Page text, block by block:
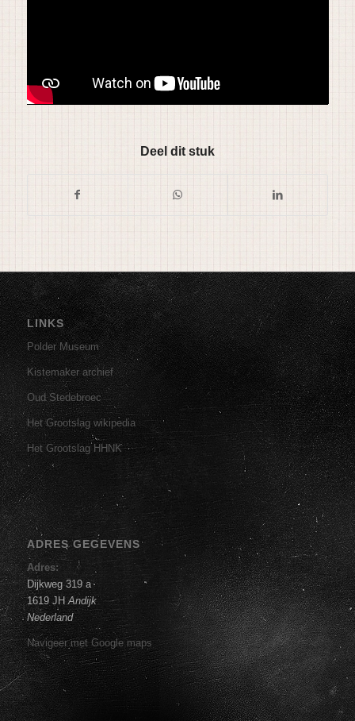
Deel dit stuk
LINKS
Polder Museum
Kistemaker archief
Oud Stedebroec
Het Grootslag wikipedia
Het Grootslag HHNK
ADRES GEGEVENS
Adres:
Dijkweg 319 a
1619 JHAndijk
Nederland
Navigeer met Google maps